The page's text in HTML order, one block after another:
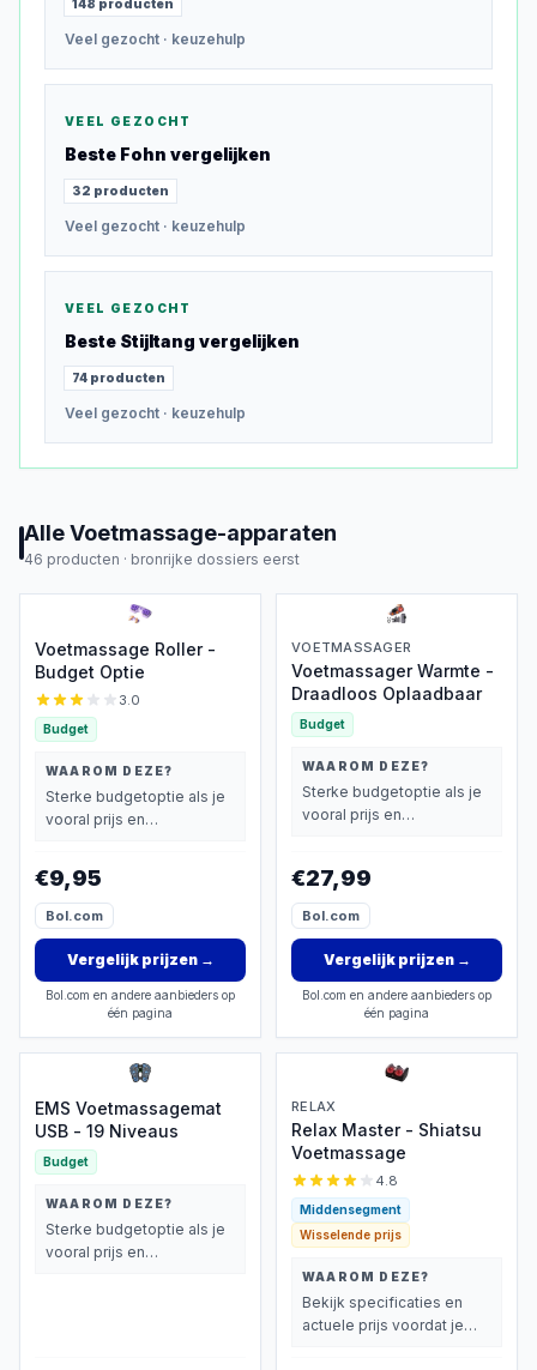
148 producten
Veel gezocht · keuzehulp
VEEL GEZOCHT
Beste Fohn vergelijken
32 producten
Veel gezocht · keuzehulp
VEEL GEZOCHT
Beste Stijltang vergelijken
74 producten
Veel gezocht · keuzehulp
AlleVoetmassage-apparaten
46 producten · bronrijke dossiers eerst
Voetmassage Roller -
Budget Optie
3.0
Budget
WAAROM DEZE?
Sterke budgetoptie als je
vooral prijs en
€9,95
Bol.com
Vergelijk prijzen→
Bol.com en andere aanbieders op
één pagina
VOETMASSAGER
Voetmassager Warmte -
Draadloos Oplaadbaar
Budget
WAAROM DEZE?
Sterke budgetoptie als je
vooral prijs en
€27,99
Bol.com
Vergelijk prijzen→
Bol.com en andere aanbieders op
één pagina
EMS Voetmassagemat
USB - 19 Niveaus
Budget
WAAROM DEZE?
Sterke budgetoptie als je
vooral prijs en
RELAX
Relax Master - Shiatsu
Voetmassage
4.8
Middensegment
Wisselende prijs
WAAROM DEZE?
Bekijk specificaties en
actuele prijs voordat je